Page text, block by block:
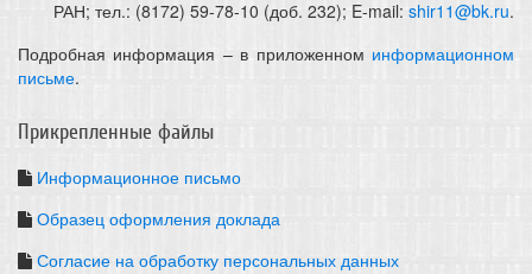
РАН; тел.: (8172) 59-78-10 (доб. 232); E-mail: shir11@bk.ru.
Подробная информация – в приложенном информационном
письме.
Прикрепленные файлы
Информационное письмо
Образец оформления доклада
Согласие на обработку персональных данных